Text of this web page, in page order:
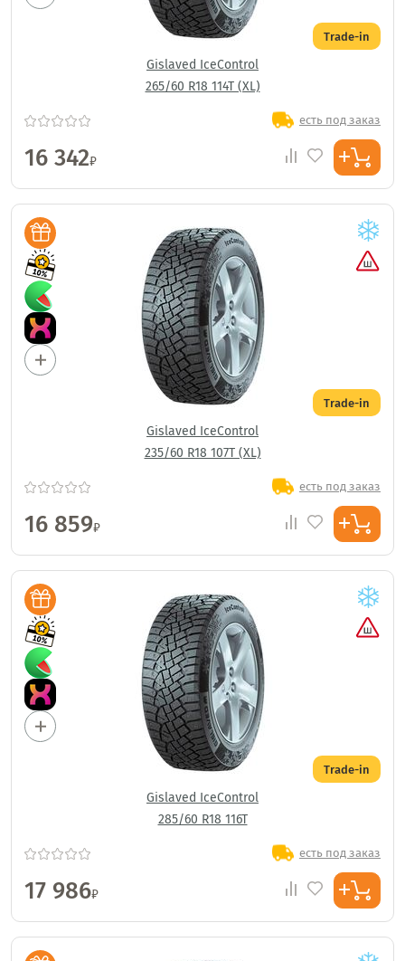
Trade-in
Gislaved IceControl
265/60 R18 114T (XL)
есть под заказ
16 342₽
Trade-in
Gislaved IceControl
235/60 R18 107T (XL)
есть под заказ
16 859₽
Trade-in
Gislaved IceControl
285/60 R18 116T
есть под заказ
17 986₽